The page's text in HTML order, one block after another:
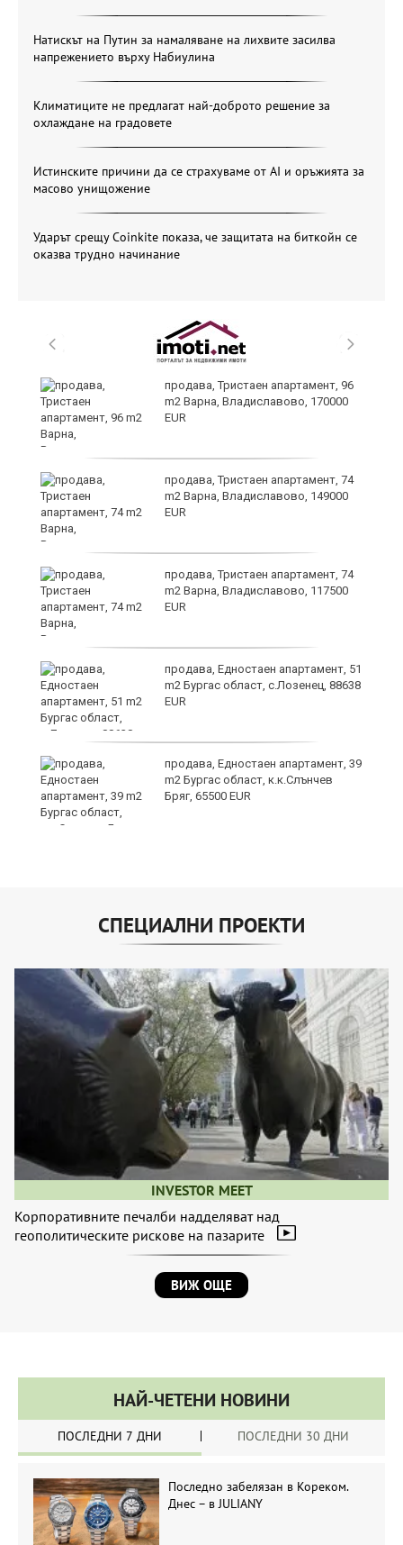
Натискът на Путин за намаляване на лихвите засилва
напрежението върху Набиулина
Климатиците не предлагат най-доброто решение за
охлаждане на градовете
Истинските причини да се страхуваме от AI и оръжията за
масово унищожение
Ударът срещу Coinkite показа, че защитата на биткойн се
оказва трудно начинание
продава, Тристаен апартамент, 96
m2 Варна, Владиславово, 170000
EUR
продава, Тристаен апартамент, 74
m2 Варна, Владиславово, 149000
EUR
продава, Тристаен апартамент, 74
m2 Варна, Владиславово, 117500
EUR
продава, Едностаен апартамент, 51
m2 Бургас област, с.Лозенец, 88638
EUR
продава, Едностаен апартамент, 39
m2 Бургас област, к.к.Слънчев
Бряг, 65500 EUR
СПЕЦИАЛНИ ПРОЕКТИ
INVESTOR MEET
Корпоративните печалби надделяват над
геополитическите рискове на пазарите
ВИЖ ОЩЕ
НАЙ-ЧЕТЕНИ НОВИНИ
ПОСЛЕДНИ 7 ДНИ ПОСЛЕДНИ 30 ДНИ
Последно забелязан в Кореком.
Днес – в JULIANY